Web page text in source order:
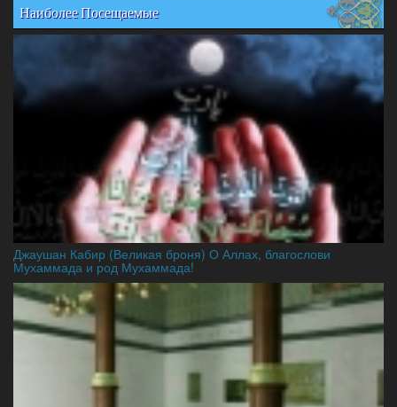
Наиболее Посещаемые
Джаушан Кабир (Великая броня) О Аллах, благослови
Мухаммада и род Мухаммада!